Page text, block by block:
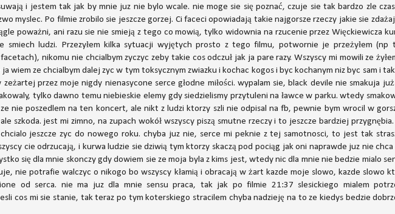
i jestem tak jak by mnie juz nie bylo wcale. nie moge sie się poznać, czuje sie tak bardzo zle
myslec. Po filmie zrobilo sie jeszcze gorzej. Ci faceci opowiadają takie najgorsze rzeczy jakie sie
poważni, ani razu sie nie smieją z tego co mowią, tylko widownia na rzucenie przez Więckiewicza
smiech ludzi. Przezyłem kilka sytuacji wyjętych prosto z tego filmu, potwornie je przeżyłem (np
nikomu nie chcialbym zyczyc zeby takie cos odczuł jak ja pare razy. Wszyscy mi mowili ze
wiem ze chcialbym dalej zyc w tym toksycznym zwiazku i kochac kogos i byc kochanym niz byc sam i
przez moje nigdy nienasycone serce głodne miłości. wypalam sie, black devile nie smakuja
tylko dawno temu niebieskie elemy gdy siedzielismy przytuleni na ławce w parku. wtedy
nie poszedlem na ten koncert, ale nikt z ludzi ktorzy szli nie odpisal na fb, pewnie bym wrocil w
szkoda. jest mi zimno, na zupach wokół wszyscy piszą smutne rzeczy i to jeszcze bardziej
jeszcze zyc do nowego roku. chyba juz nie, serce mi peknie z tej samotnosci, to jest tak
cie odrzucają, i kurwa ludzie sie dziwią tym ktorzy skaczą pod pociąg jak oni naprawde juz nie
się dla mnie skonczy gdy dowiem sie ze moja byla z kims jest, wtedy nic dla mnie nie bedzie mialo
nie potrafie walczyc o nikogo bo wszyscy kłamią i obracają w żart kazde moje slowo, kazde slowo
od serca. nie ma juz dla mnie sensu praca, tak jak po filmie 21:37 slesickiego mialem
cos mi sie stanie, tak teraz po tym koterskiego stracilem chyba nadzieję na to ze kiedys bedzie